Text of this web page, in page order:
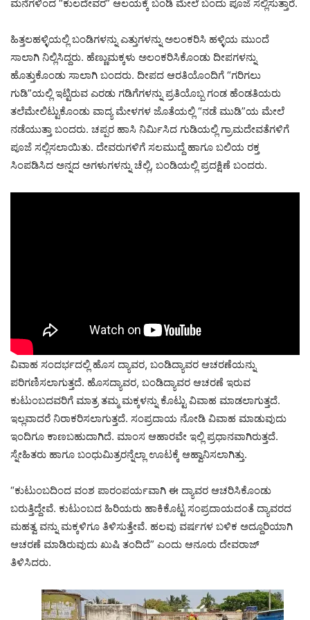
ಮನೆಗಳಿಂದ “ಕುಲದೇವರ” ಆಲಯಕ್ಕೆ ಬಂಡಿ ಮೇಲೆ ಬಂದು ಪೂಜೆ ಸಲ್ಲಿಸುತ್ತಾರೆ.
ಹಿತ್ತಲಹಳ್ಳಿಯಲ್ಲಿ ಬಂಡಿಗಳನ್ನು ಎತ್ತುಗಳನ್ನು ಅಲಂಕರಿಸಿ ಹಳ್ಳಿಯ ಮುಂದೆ
ಸಾಲಾಗಿ ನಿಲ್ಲಿಸಿದ್ದರು. ಹೆಣ್ಣುಮಕ್ಕಳು ಅಲಂಕರಿಸಿಕೊಂಡು ದೀಪಗಳನ್ನು
ಹೊತ್ತುಕೊಂಡು ಸಾಲಾಗಿ ಬಂದರು. ದೀಪದ ಆರತಿಯೊಂದಿಗೆ “ಗರಿಗಲು
ಗುಡಿ”ಯಲ್ಲಿ ಇಟ್ಟಿರುವ ಎರಡು ಗಡಿಗೆಗಳನ್ನು ಪ್ರತಿಯೊಬ್ಬ ಗಂಡ ಹೆಂಡತಿಯರು
ತಲೆಮೇಲಿಟ್ಟುಕೊಂಡು ವಾದ್ಯ ಮೇಳಗಳ ಜೊತೆಯಲ್ಲಿ “ನಡೆ ಮುಡಿ”ಯ ಮೇಲೆ
ನಡೆಯುತ್ತಾ ಬಂದರು. ಚಪ್ಪರ ಹಾಸಿ ನಿರ್ಮಿಸಿದ ಗುಡಿಯಲ್ಲಿ ಗ್ರಾಮದೇವತೆಗಳಿಗೆ
ಪೂಜೆ ಸಲ್ಲಿಸಲಾಯಿತು. ದೇವರುಗಳಿಗೆ ಸಲಮುದ್ದೆ ಹಾಗೂ ಬಲಿಯ ರಕ್ತ
ಸಿಂಪಡಿಸಿದ ಅನ್ನದ ಅಗಳುಗಳನ್ನು ಚೆಲ್ಲಿ, ಬಂಡಿಯಲ್ಲಿ ಪ್ರದಕ್ಷಿಣೆ ಬಂದರು.
ವಿವಾಹ ಸಂದರ್ಭದಲ್ಲಿ ಹೊಸ ದ್ಯಾವರ, ಬಂಡಿದ್ಯಾವರ ಆಚರಣೆಯನ್ನು
ಪರಿಗಣಿಸಲಾಗುತ್ತದೆ. ಹೊಸದ್ಯಾವರ, ಬಂಡಿದ್ಯಾವರ ಆಚರಣೆ ಇರುವ
ಕುಟುಂಬದವರಿಗೆ ಮಾತ್ರ ತಮ್ಮ ಮಕ್ಕಳನ್ನು ಕೊಟ್ಟು ವಿವಾಹ ಮಾಡಲಾಗುತ್ತದೆ.
ಇಲ್ಲವಾದರೆ ನಿರಾಕರಿಸಲಾಗುತ್ತದೆ. ಸಂಪ್ರದಾಯ ನೋಡಿ ವಿವಾಹ ಮಾಡುವುದು
ಇಂದಿಗೂ ಕಾಣಬಹುದಾಗಿದೆ. ಮಾಂಸ ಆಹಾರವೇ ಇಲ್ಲಿ ಪ್ರಧಾನವಾಗಿರುತ್ತದೆ.
ಸ್ನೇಹಿತರು ಹಾಗೂ ಬಂಧುಮಿತ್ರರನ್ನೆಲ್ಲಾ ಊಟಕ್ಕೆ ಆಹ್ವಾನಿಸಲಾಗಿತ್ತು.
“ಕುಟುಂಬದಿಂದ ವಂಶ ಪಾರಂಪರ್ಯವಾಗಿ ಈ ದ್ಯಾವರ ಆಚರಿಸಿಕೊಂಡು
ಬರುತ್ತಿದ್ದೇವೆ. ಕುಟುಂಬದ ಹಿರಿಯರು ಹಾಕಿಕೊಟ್ಟ ಸಂಪ್ರದಾಯದಂತೆ ದ್ಯಾವರದ
ಮಹತ್ವ ವನ್ನು ಮಕ್ಕಳಿಗೂ ತಿಳಿಸುತ್ತೇವೆ. ಹಲವು ವರ್ಷಗಳ ಬಳಿಕ ಅದ್ದೂರಿಯಾಗಿ
ಆಚರಣೆ ಮಾಡಿರುವುದು ಖುಷಿ ತಂದಿದೆ” ಎಂದು ಆನೂರು ದೇವರಾಜ್
ತಿಳಿಸಿದರು.